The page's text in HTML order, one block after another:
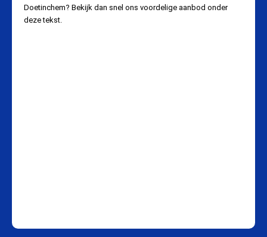
Doetinchem? Bekijk dan snel ons voordelige aanbod onder
deze tekst.